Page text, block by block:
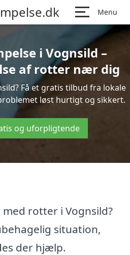
Menu
i Vognsild –
af rotter nær dig
Få et gratis tilbud fra lokale
løst hurtigt og sikkert.
og uforpligtende
rotter i Vognsild?
situation,
der hjælp.